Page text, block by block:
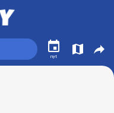
󰃭
nyt
󰍍 󰒖